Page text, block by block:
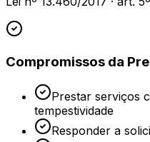
Compromissos da
Prestar serviços
tempestividade
Responder a